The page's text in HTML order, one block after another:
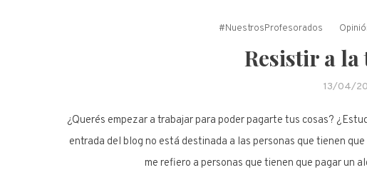
#NuestrosProfesorados
Resistir a
13/04/
¿Querés empezar a trabajar para poder pagarte tus cosas?
entrada del blog no está destinada a las personas que tienen
me refiero a personas que tienen que pagar un